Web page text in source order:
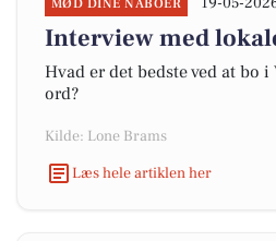
MØD DINE NABOER
Interview med
Hvad er det bedste ved at bo
ord?
Kilde: Lone Brams
Læs hele artiklen her